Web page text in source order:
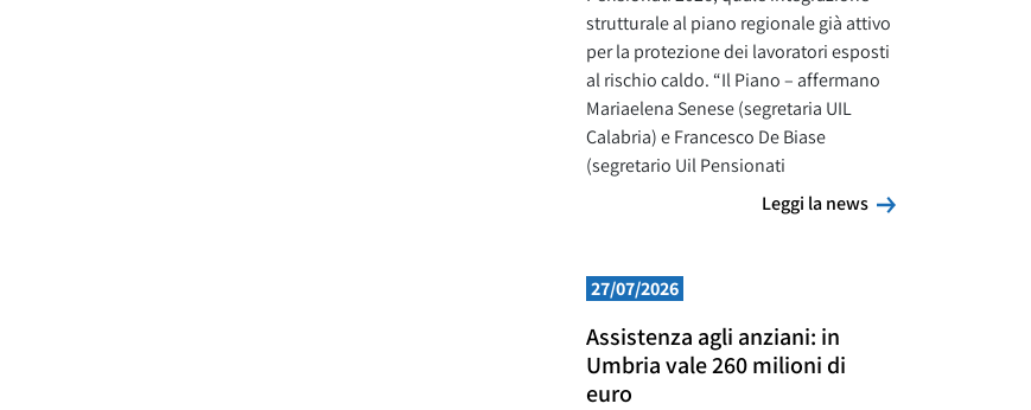
strutturale al piano regionale già attivo
per la protezione dei lavoratori esposti
al rischio caldo. “Il Piano – affermano
Mariaelena Senese (segretaria UIL
Calabria) e Francesco De Biase
(segretario Uil Pensionati
Leggi la news
Leggi la news
27/07/2026
Assistenza agli anziani: in
Umbria vale 260 milioni di
euro